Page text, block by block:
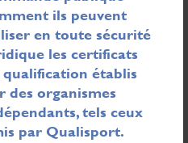
ils peuvent
en toute sécurité
les certificats
qualification établis
des organismes
tels ceux
par Qualisport.
- Spécialisée à dominante